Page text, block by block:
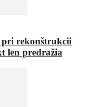
pri rekonštrukcii
len predražia